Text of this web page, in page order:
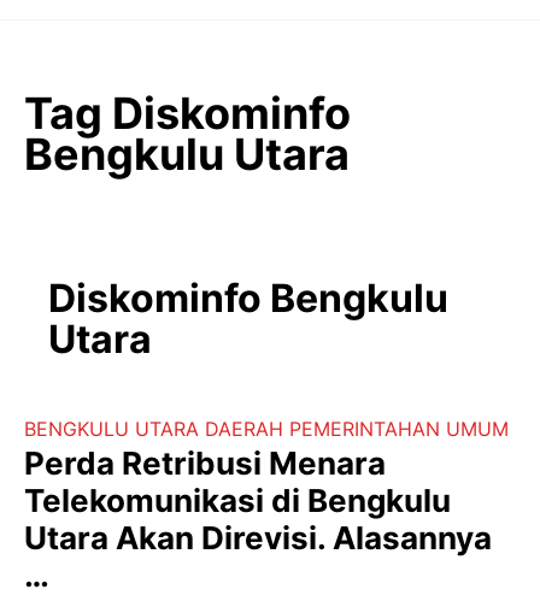
Tag Diskominfo
Bengkulu Utara
Diskominfo Bengkulu
Utara
BENGKULU UTARA DAERAH PEMERINTAHAN UMUM
Perda Retribusi Menara
Telekomunikasi di Bengkulu
Utara Akan Direvisi. Alasannya
…